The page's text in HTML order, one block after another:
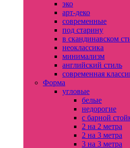
эко
арт-деко
современные
под старину
в скандинавском
неоклассика
минимализм
английский стиль
современная
Форма
угловые
белые
недорогие
с барной
2 на 2 метра
2 на 3 метра
3 на 3 метра